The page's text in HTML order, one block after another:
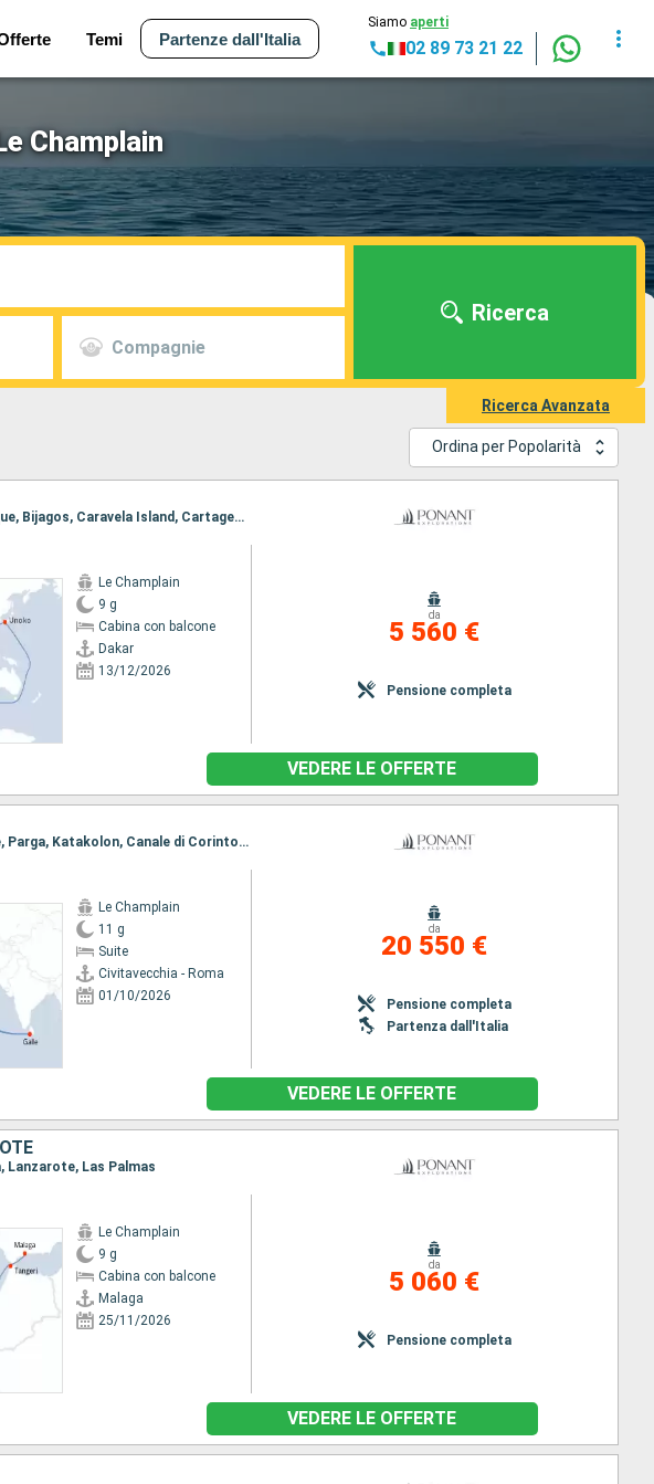
Temi Partenze dall'Italia
Siamo aperti
02 89 73 21 22
Champlain
Compagnie
Ricerca
Ricerca Avanzata
Ordina per Popolarità
Itinerario : Dakar, Cartagena, Caravela Island, Uno ko, Bolama, Canhabaque, Bijagos, Caravela Island, Cartagena, Ile de Kéré, Dakar
Le Champlain
9 g
Cabina con balcone
Dakar
13/12/2026
da
5 560 €
Pensione completa
VEDERE LE OFFERTE
Itinerario : Civitavecchia - Roma, Salerno, Reggio Calabria, Catania, Galle, Parga, Katakolon, Canale di Corinto, Itea, Nafplio, Hydra, Pireo - Atene
Le Champlain
11 g
Suite
Civitavecchia - Roma
01/10/2026
da
20 550 €
Pensione completa
Partenza dall'Italia
VEDERE LE OFFERTE
Lanzarote, Las Palmas
Le Champlain
9 g
Cabina con balcone
Malaga
25/11/2026
da
5 060 €
Pensione completa
VEDERE LE OFFERTE